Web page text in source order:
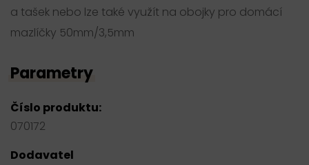
a tašek nebo lze také využít na obojky pro domácí
mazlíčky 50mm/3,5mm
Parametry
Číslo produktu:
070172
Dodavatel